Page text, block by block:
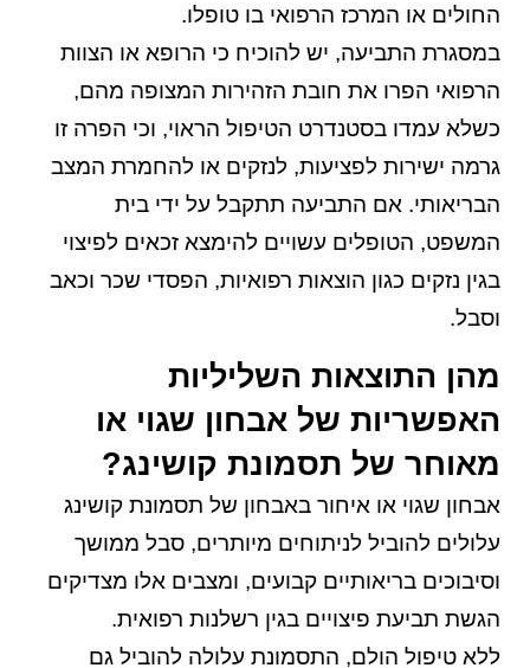
החולים או המרכז הרפואי בו טופלו.
במסגרת התביעה, יש להוכיח כי הרופא או הצוות
הרפואי הפרו את חובת הזהירות המצופה מהם,
כשלא עמדו בסטנדרט הטיפול הראוי, וכי הפרה זו
גרמה ישירות לפציעות, לנזקים או להחמרת המצב
הבריאותי. אם התביעה תתקבל על ידי בית
המשפט, הטופלים עשויים להימצא זכאים לפיצוי
בגין נזקים כגון הוצאות רפואיות, הפסדי שכר וכאב
וסבל.
מהן התוצאות השליליות
האפשריות של אבחון שגוי או
מאוחר של תסמונת קושינג?
אבחון שגוי או איחור באבחון של תסמונת קושינג
עלולים להוביל לניתוחים מיותרים, סבל ממושך
וסיבוכים בריאותיים קבועים, ומצבים אלו מצדיקים
הגשת תביעת פיצויים בגין רשלנות רפואית.
ללא טיפול הולם, התסמונת עלולה להוביל גם